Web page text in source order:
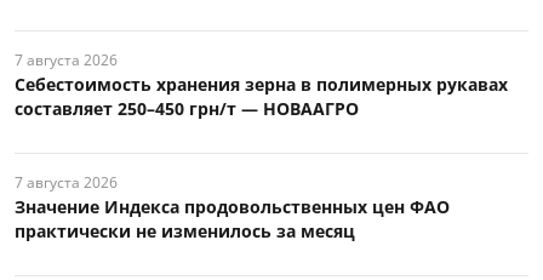
7 августа 2026
Себестоимость хранения зерна в полимерных рукавах
составляет 250–450 грн/т — НОВААГРО
7 августа 2026
Значение Индекса продовольственных цен ФАО
практически не изменилось за месяц